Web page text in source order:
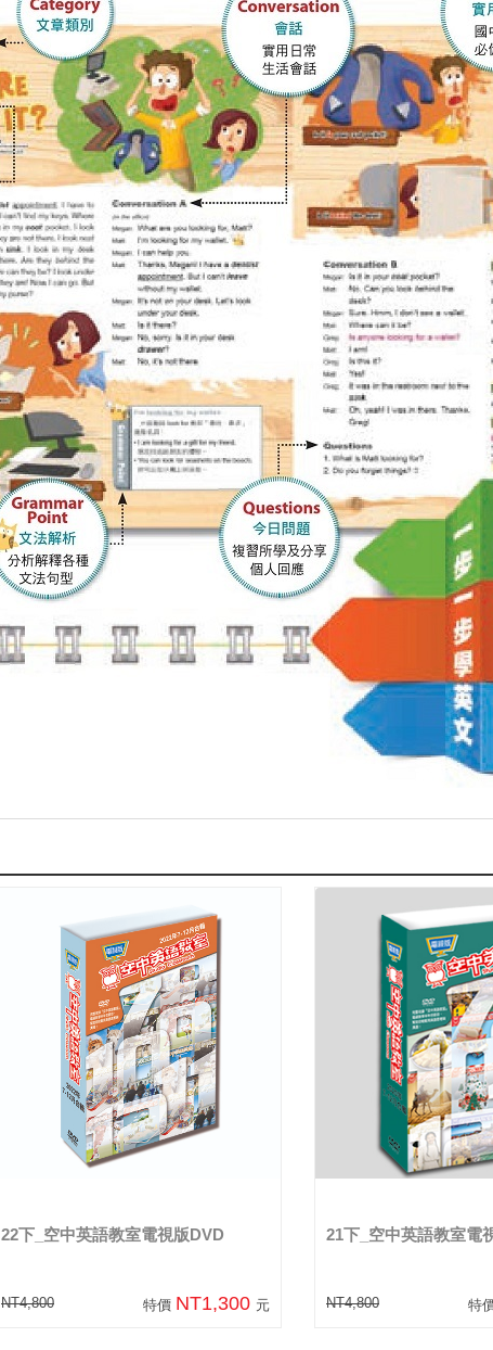
22下_空中英語教室電視版DVD
NT4,800 特價 NT1,300 元
21下_空中英語教室電
NT4,800 特